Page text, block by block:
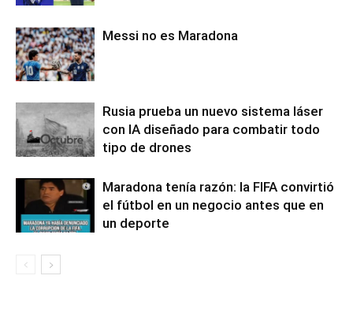
Messi no es Maradona
Rusia prueba un nuevo sistema láser
con IA diseñado para combatir todo
tipo de drones
Maradona tenía razón: la FIFA convirtió
el fútbol en un negocio antes que en
un deporte